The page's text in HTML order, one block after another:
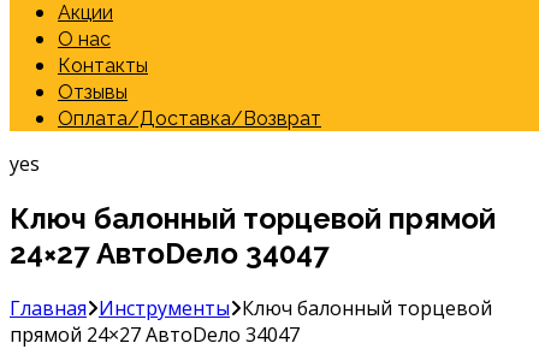
Акции
О нас
Контакты
Отзывы
Оплата/Доставка/Возврат
yes
Ключ балонный торцевой прямой
24×27 АвтоDело 34047
Главная Инструменты Ключ балонный торцевой
прямой 24×27 АвтоDело 34047